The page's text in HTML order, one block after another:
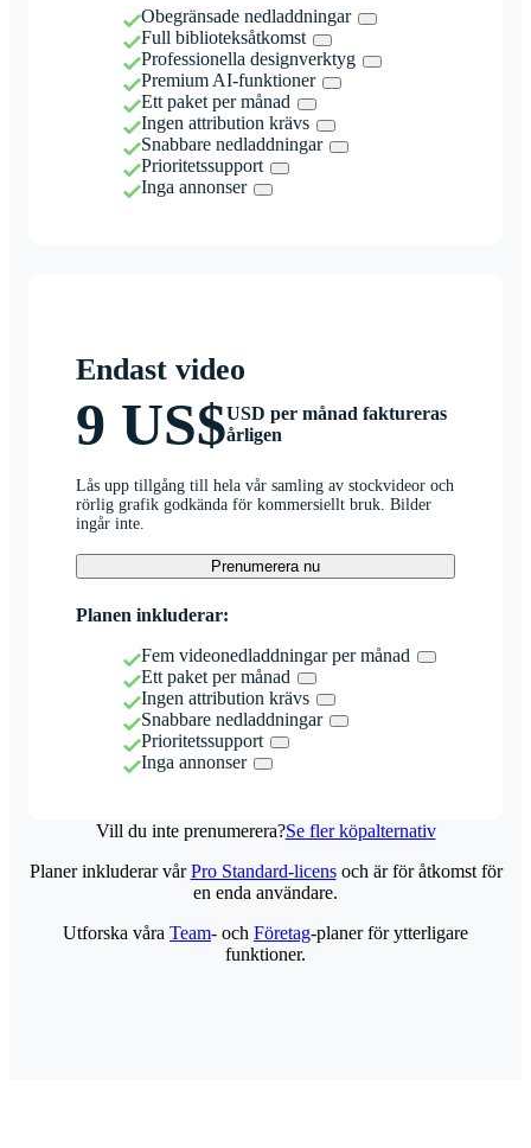
Obegränsade nedladdningar
Full biblioteksåtkomst
Professionella designverktyg
Premium AI-funktioner
Ett paket per månad
Ingen attribution krävs
Snabbare nedladdningar
Prioritetssupport
Inga annonser
Endast video
9 US$USD per månad faktureras
årligen
Lås upp tillgång till hela vår samling av stockvideor och
rörlig grafik godkända för kommersiellt bruk. Bilder
ingår inte.
Prenumerera nu
Planen inkluderar:
Fem videonedladdningar per månad
Ett paket per månad
Ingen attribution krävs
Snabbare nedladdningar
Prioritetssupport
Inga annonser
Vill du inte prenumerera?Se fler köpalternativ
Planer inkluderar vårPro Standard-licensoch är för åtkomst för
en enda användare.
Utforska våra Team- och Företag-planer för ytterligare
funktioner.